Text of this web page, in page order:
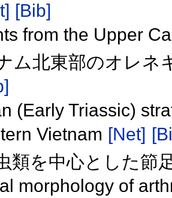
[Bib]
from the Upper
ム北東部のオレネ
(Early Triassic)
Vietnam [Net]
類を中心とした節
morphology of